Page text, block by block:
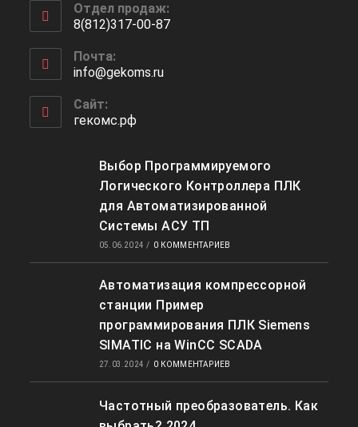
в
вашем
приложении
Отдел продаж:
8(812)317-00-87
в
вашем
приложении
Почта:
info@gekoms.ruОткроется
Сайт:
гекомс.рф
Выбор Программируемого
Логического Контроллера ПЛК
для Автоматизированной
Системы АСУ ТП
05.06.2024 / 0 КОММЕНТАРИЕВ
Автоматизация компрессорной
станции Пример
программирования ПЛК Siemens
SIMATIC на WinCC SCADA
27.03.2024 / 0 КОММЕНТАРИЕВ
Частотный преобразователь. Как